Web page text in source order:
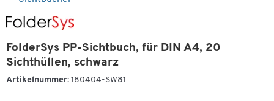
FolderSys PP-Sichtbuch, für DIN A4, 20
Sichthüllen, schwarz
Artikelnummer: 180404-SW81